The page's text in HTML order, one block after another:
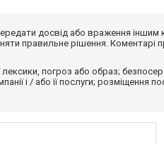
досвід або враження
правильне рішення. Коментарі
погроз або образ;
і / або її послуги; розміщення